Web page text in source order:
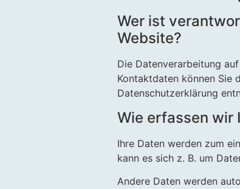
Wer ist
Website?
Die Datenverarbeitung
Kontaktdaten können Sie
Datenschutzerklärung
Wie erfassen wir
Ihre Daten werden zum
kann es sich z. B. um
Andere Daten werden